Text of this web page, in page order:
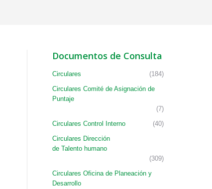
Documentos de Consulta
Circulares
(184)
Circulares Comité de Asignación de
Puntaje
(7)
Circulares Control Interno
(40)
Circulares Dirección
de Talento humano
(309)
Circulares Oficina de Planeación y
Desarrollo